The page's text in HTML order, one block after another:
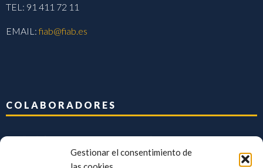
Gestionar el consentimiento de
TEL: 91 411 72 11
EMAIL:fiab@fiab.es
COLABORADORES